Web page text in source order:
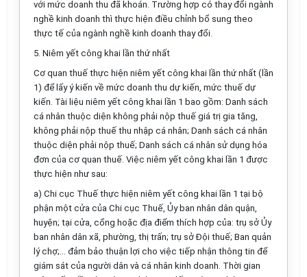
với mức doanh thu đã khoán. Trường hợp có thay đổi ngành
nghề kinh doanh thì thực hiện điều chỉnh bổ sung theo
thực tế của ngành nghề kinh doanh thay đổi.
5. Niêm yết công khai lần thứ nhất
Cơ quan thuế thực hiện niêm yết công khai lần thứ nhất (lần
1) để lấy ý kiến về mức doanh thu dự kiến, mức thuế dự
kiến. Tài liệu niêm yết công khai lần 1 bao gồm: Danh sách
cá nhân thuộc diện không phải nộp thuế giá trị gia tăng,
không phải nộp thuế thu nhập cá nhân; Danh sách cá nhân
thuộc diện phải nộp thuế; Danh sách cá nhân sử dụng hóa
đơn của cơ quan thuế. Việc niêm yết công khai lần 1 được
thực hiện như sau:
a) Chi cục Thuế thực hiện niêm yết công khai lần 1 tại bộ
phận một cửa của Chi cục Thuế, Ủy ban nhân dân quận,
huyện; tại cửa, cổng hoặc địa điểm thích hợp của: trụ sở Ủy
ban nhân dân xã, phường, thị trấn; trụ sở Đội thuế; Ban quản
lý chợ;... đảm bảo thuận lợi cho việc tiếp nhận thông tin để
giám sát của người dân và cá nhân kinh doanh. Thời gian